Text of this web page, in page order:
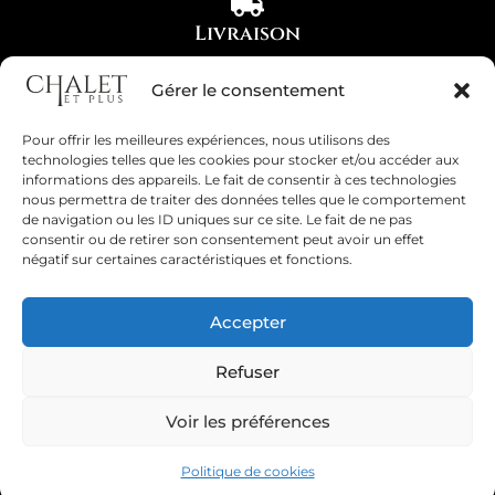
Gérer le consentement
Pour offrir les meilleures expériences, nous utilisons des
technologies telles que les cookies pour stocker et/ou accéder aux
informations des appareils. Le fait de consentir à ces technologies
nous permettra de traiter des données telles que le comportement
de navigation ou les ID uniques sur ce site. Le fait de ne pas
consentir ou de retirer son consentement peut avoir un effet
négatif sur certaines caractéristiques et fonctions.
Accepter
Refuser
Voir les préférences
Politique de cookies
Livraison
Partout en France
Paiement Sécurisé
Visa, Mastercard, Carte bleue, PAYPAL
Politique de cookies